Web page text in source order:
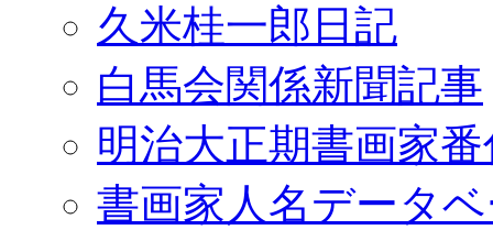
久米桂一郎日記
白馬会関係新聞記事
明治大正期書画家
書画家人名データ